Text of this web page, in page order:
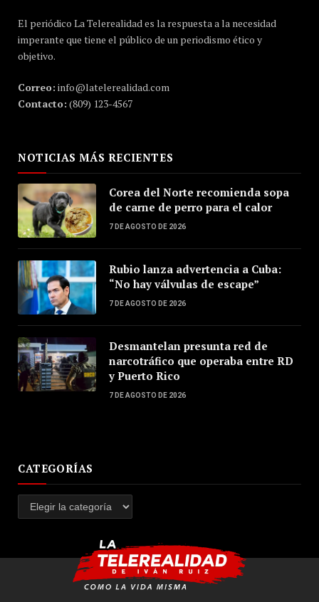
El periódico La Telerealidad es la respuesta a la necesidad
imperante que tiene el público de un periodismo ético y
objetivo.
Correo: info@latelerealidad.com
Contacto: (809) 123-4567
NOTICIAS MÁS RECIENTES
Corea del Norte recomienda sopa
de carne de perro para el calor
7 DE AGOSTO DE 2026
Rubio lanza advertencia a Cuba:
“No hay válvulas de escape”
7 DE AGOSTO DE 2026
Desmantelan presunta red de
narcotráfico que operaba entre RD
y Puerto Rico
7 DE AGOSTO DE 2026
CATEGORÍAS
Categorías